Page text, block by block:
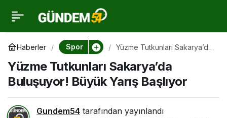
Haberler Spor
Yüzme Tutkunları Sakarya’da
Başlıyor
Yüzme Tutkunları Sakarya’da
Buluşuyor! Büyük Yarış Başlıyor
Gundem54 tarafından yayınlandı
Yüzme Tutkunları
Sakarya’da Buluşuyor!
Büyük Yarış Başlıyor